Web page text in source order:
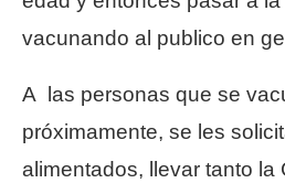
vacunando al publico en
A las personas que se
próximamente, se les
alimentados, llevar tanto la